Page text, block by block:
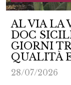
AL VIA LA
DOC
GIORNI
QUALITÀ
28/07/2026